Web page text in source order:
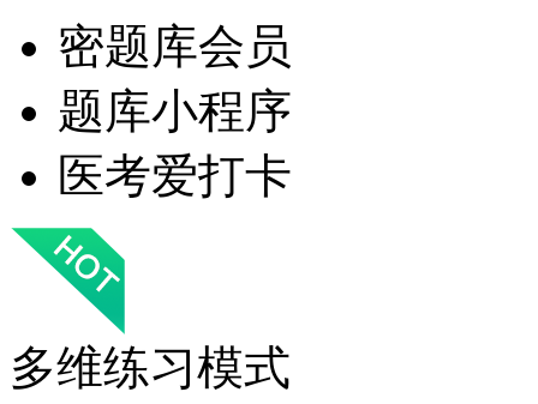
密题库会员
题库小程序
医考爱打卡
多维练习模式